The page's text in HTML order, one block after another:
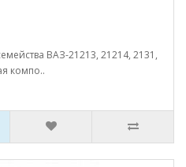
ВАЗ-21213, 21214, 2131,
компо..